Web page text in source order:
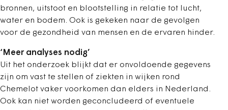
bronnen, uitstoot en blootstelling in relatie tot lucht,
water en bodem. Ook is gekeken naar de gevolgen
voor de gezondheid van mensen en de ervaren hinder.
‘Meer analyses nodig’
Uit het onderzoek blijkt dat er onvoldoende gegevens
zijn om vast te stellen of ziekten in wijken rond
Chemelot vaker voorkomen dan elders in Nederland.
Ook kan niet worden geconcludeerd of eventuele